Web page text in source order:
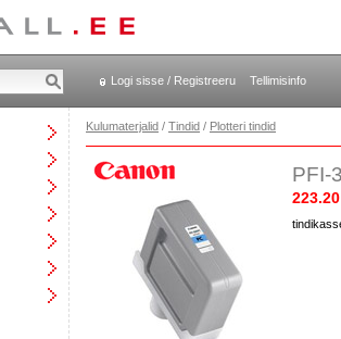
Logi sisse / Registreeru Tellimisinfo
Kulumaterjalid / Tindid / Plotteri tindid
PFI-